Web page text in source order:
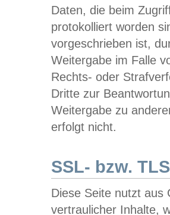
Daten, die beim
protokolliert worden
vorgeschrieben ist,
Weitergabe im Falle
Rechts- oder
Dritte zur
Weitergabe zu
erfolgt nicht.
SSL- bzw.
Diese Seite nutzt aus
vertraulicher Inhalte,